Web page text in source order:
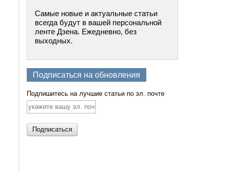
Самые новые и актуальные статьи
всегда будут в вашей персональной
ленте Дзена. Ежедневно, без
выходных.
Подписаться на обновления
Подпишитесь на лучшие статьи по эл. почте